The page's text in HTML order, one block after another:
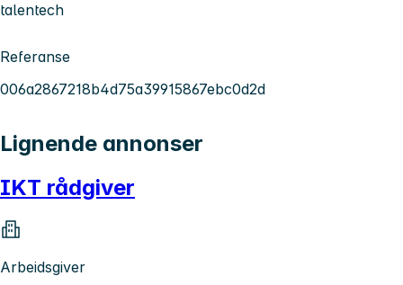
talentech
Referanse
006a2867218b4d75a39915867ebc0d2d
Lignende annonser
IKT rådgiver
Arbeidsgiver